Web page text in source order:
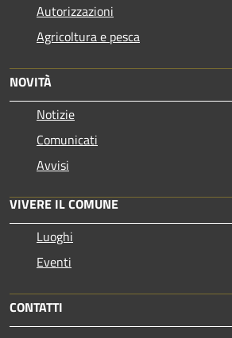
Autorizzazioni
Agricoltura e pesca
NOVITÀ
Notizie
Comunicati
Avvisi
VIVERE IL COMUNE
Luoghi
Eventi
CONTATTI